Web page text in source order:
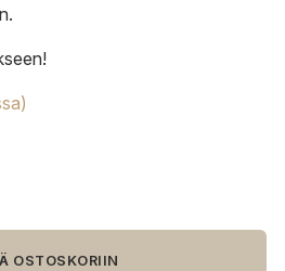
OSTOSKORIIN